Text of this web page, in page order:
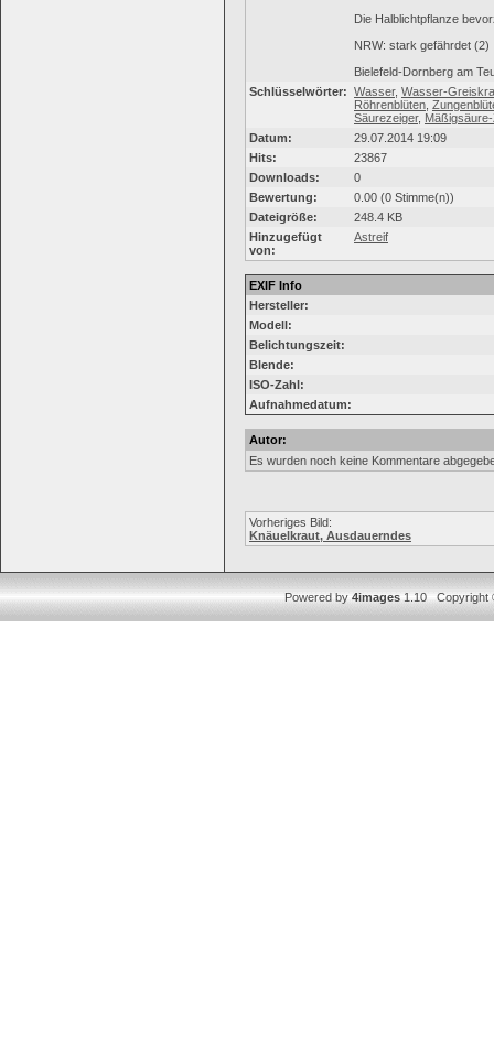
Die Halblichtpflanze
NRW: stark gefährdet (2)
Bielefeld-Dornberg am
Schlüsselwörter: Wasser, Wasser-
Röhrenblüten
Säurezeiger,
Datum:
29.07.2014 19:09
Hits:
23867
Downloads:
0
Bewertung:
0.00 (0 Stimme(n))
Dateigröße:
248.4 KB
Hinzugefügt
von:
Astreif
EXIF Info
Hersteller:
Modell:
Belichtungszeit:
Blende:
ISO-Zahl:
Aufnahmedatum:
Autor:
Es wurden noch keine Kommentare
Vorheriges Bild:
Knäuelkraut, Ausdauerndes
Powered by4images1.10 Copyright